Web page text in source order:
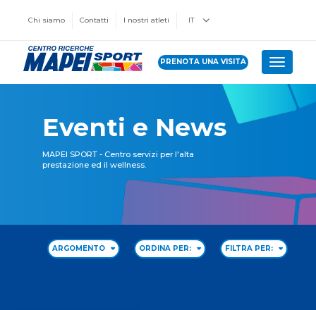
Chi siamo Contatti I nostri atleti IT
PRENOTA UNA VISITA Toggle
Eventi e News
MAPEI SPORT - Centro servizi per l'alta
prestazione ed il wellness.
ARGOMENTO ORDINA PER: FILTRA PER: